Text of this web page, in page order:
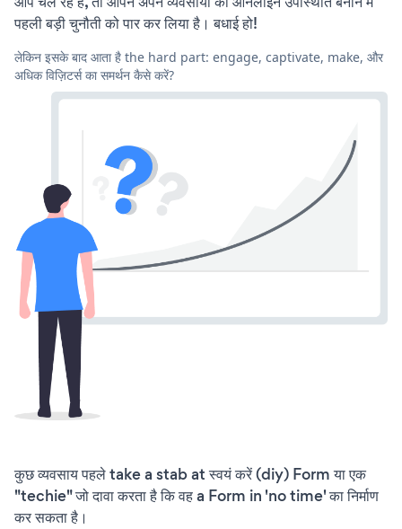
पहली बड़ी चुनौती को पार कर लिया है। बधाई हो!
लेकिन इसके बाद आता है the hard part: engage, captivate, make, और
अधिक विज़िटर्स का समर्थन कैसे करें?
कुछ व्यवसाय पहले take a stab at स्वयं करें (diy) Form या एक
"techie" जो दावा करता है कि वह a Form in 'no time' का निर्माण
कर सकता है।